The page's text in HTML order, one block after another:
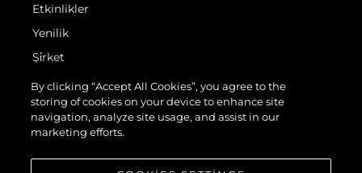
Etkinlikler
Yenilik
Şi̇rket
Ekip
Yaşam Şekli̇
Mi̇ras
By clicking “Accept All Cookies”, you agree to the
storing of cookies on your device to enhance site
navigation, analyze site usage, and assist in our
marketing efforts.